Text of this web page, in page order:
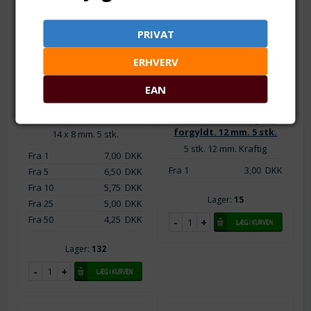
Karabinlås. Platineret.
14 x 8 mm. 5 stk.
Fra 1
7,00DKK
Fra 5
6,50DKK
Fra 10
5,75 DKK
Fra 25
5,00DKK
Fra 50
4,25 DKK
Lager: 132
Varenr.: tb0075-13
forgyldt. 12 mm. 5 stk.
5 stk. 12 mm. Kraftig
Fra 1
3,00DKK
Lager: 15
PRIVAT
ERHVERV
EAN